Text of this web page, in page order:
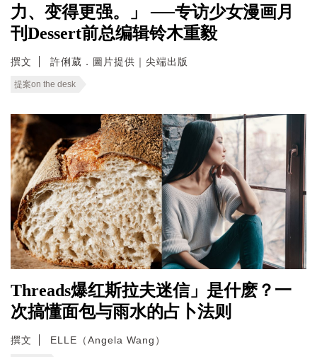
力、变得更强。」 ──专访少女漫画月
刊Dessert前总编辑铃木重毅
撰文 許俐葳．圖片提供｜尖端出版
提案on the desk
Threads爆红斯拉夫迷信」是什麽？一
次搞懂面包与雨水的占卜法则
撰文 ELLE（Angela Wang）